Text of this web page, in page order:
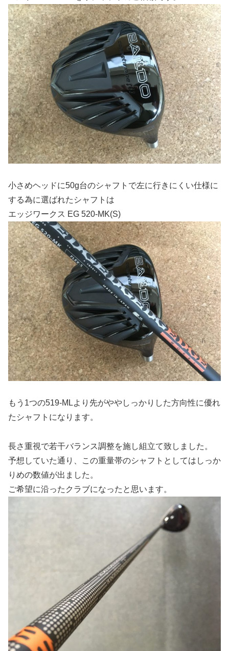
小さめヘッドに50g台のシャフトで左に行きにくい仕様に
する為に選ばれたシャフトは
エッジワークス EG 520-MK(S)
もう1つの519-MLより先がややしっかりした方向性に優れ
たシャフトになります。
長さ重視で若干バランス調整を施し組立て致しました。
予想していた通り、この重量帯のシャフトとしてはしっか
りめの数値が出ました。
ご希望に沿ったクラブになったと思います。